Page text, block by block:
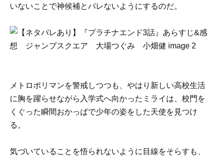
いないことで神候補とバレないようにするのだ。
メトロポリマンを警戒しつつも、やはり新しい高校生活
に胸を躍らせながら入学式へ向かったミライは、校門を
くぐった瞬間おかっぱで少年の姿をした天使を見つけ
る。
気づいていることを悟られないように目線をそらすも、